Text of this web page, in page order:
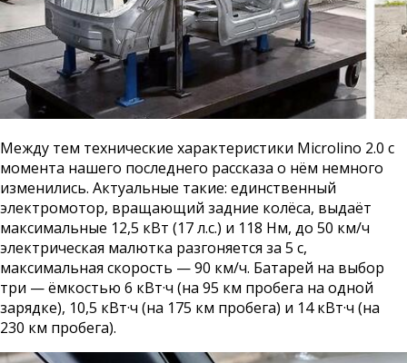
Между тем технические характеристики Microlino 2.0 с
момента нашего последнего рассказа о нём немного
изменились. Актуальные такие: единственный
электромотор, вращающий задние колёса, выдаёт
максимальные 12,5 кВт (17 л.с.) и 118 Нм, до 50 км/ч
электрическая малютка разгоняется за 5 с,
максимальная скорость — 90 км/ч. Батарей на выбор
три — ёмкостью 6 кВт·ч (на 95 км пробега на одной
зарядке), 10,5 кВт·ч (на 175 км пробега) и 14 кВт·ч (на
230 км пробега).